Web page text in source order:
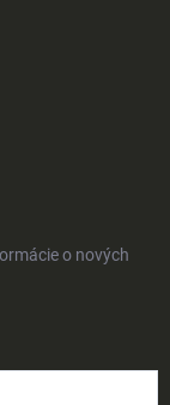
o nových